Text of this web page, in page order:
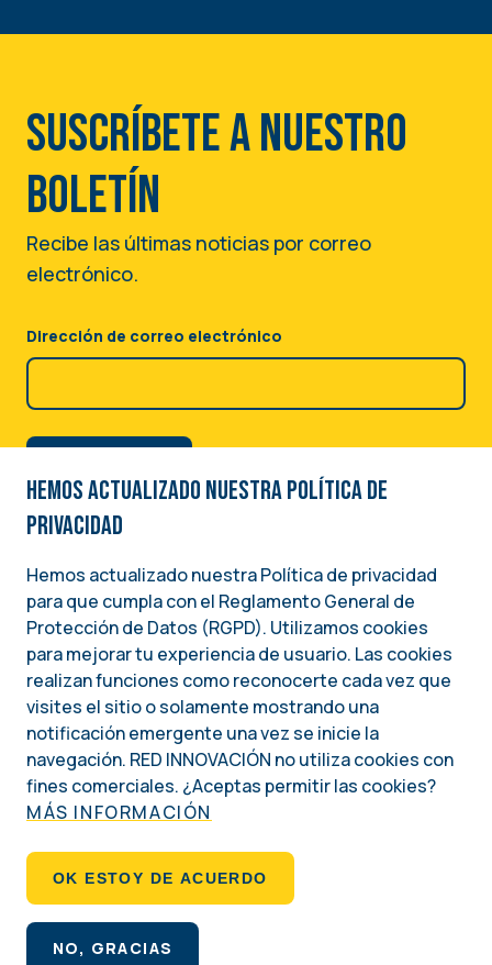
Suscríbete a nuestro
boletín
Recibe las últimas noticias por correo
electrónico.
Dirección de correo electrónico
Image
Una iniciativa del
INSTITUTO NACIONAL DEMÓCRATA PARA ASUNTOS INTERNACIONALES (NDI)
Social
Footer
QUIÉNES SOMOS
POLÍTICA DE PRIVACIDAD
Hemos actualizado nuestra Política de
privacidad
Hemos actualizado nuestra Política de privacidad
para que cumpla con el Reglamento General de
Protección de Datos (RGPD). Utilizamos cookies
para mejorar tu experiencia de usuario. Las cookies
realizan funciones como reconocerte cada vez que
visites el sitio o solamente mostrando una
notificación emergente una vez se inicie la
navegación. RED INNOVACIÓN no utiliza cookies con
fines comerciales. ¿Aceptas permitir las cookies?
MÁS INFORMACIÓN
OK ESTOY DE ACUERDO
NO, GRACIAS